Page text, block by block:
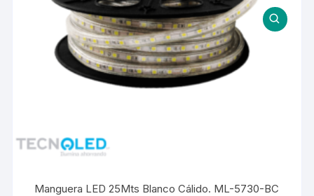
Manguera LED 25Mts Blanco Cálido. ML-5730-BC